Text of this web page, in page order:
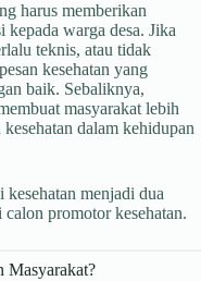
harus memberikan
kepada warga desa. Jika
teknis, atau tidak
kesehatan yang
baik. Sebaliknya,
masyarakat lebih
dalam kehidupan
menjadi dua
promotor kesehatan.
Masyarakat?